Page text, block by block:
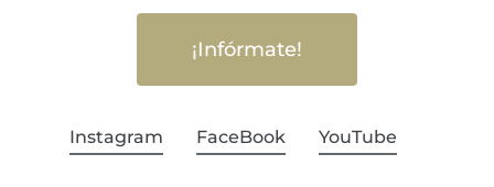
¡Infórmate!
Instagram FaceBook YouTube